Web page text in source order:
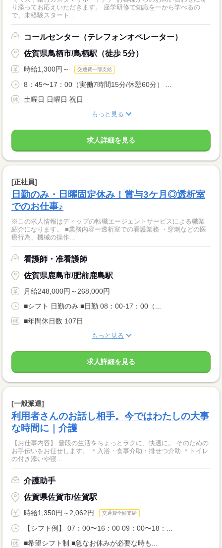
り添ってお応えいただきます。 座学研修で知識を一から学べるの
で、未経験スタート...
コールセンター（テレフォンオペレーター）
佐賀県鳥栖市/鳥栖駅（徒歩 5分）
時給1,300円～ 交通費一部支給
8：45〜17：00（実働7時間15分/休憩60分） ...
土曜日 日曜日 祝日
もっと見る
求人詳細を見る
[正社員]
日勤のみ・日曜固定休み！賞与3ケ月◎透析室
でのお仕事♪
※この求人情報はディップの転職エージェントサービスによる職業
紹介になります。 ■業務内容ー透析室での看護業務 ・穿刺などの医
療行為、機械の操作...
看護師・准看護師
佐賀県鹿島市/肥前鹿島駅
月給248,000円～268,000円
■シフト 日勤のみ ■日勤 08：00-17：00（...
■年間休日数 107日
もっと見る
求人詳細を見る
[一般派遣]
利用者さんのお話し相手。今ではわたしの大事
な時間に｜介護
【お仕事内容】 普段の生活をちょっとラクに、快適に。 そのための
お手伝いをお任せします。 ＊入浴・食事介助・排せつ介助 ＊トイレ
の付き添いや寝...
介護助手
佐賀県佐賀市/佐賀駅
時給1,350円～2,062円 交通費全額支給
【シフト例】 07：00〜16：00 09：00〜18：...
■希望シフト制 ■急なお休みが必要な時も...